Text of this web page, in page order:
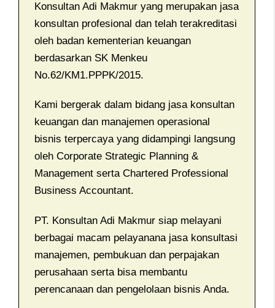
Konsultan Adi Makmur yang merupakan jasa
konsultan profesional dan telah terakreditasi
oleh badan kementerian keuangan
berdasarkan SK Menkeu
No.62/KM1.PPPK/2015.
Kami bergerak dalam bidang jasa konsultan
keuangan dan manajemen operasional
bisnis terpercaya yang didampingi langsung
oleh Corporate Strategic Planning &
Management serta Chartered Professional
Business Accountant.
PT. Konsultan Adi Makmur siap melayani
berbagai macam pelayanana jasa konsultasi
manajemen, pembukuan dan perpajakan
perusahaan serta bisa membantu
perencanaan dan pengelolaan bisnis Anda.